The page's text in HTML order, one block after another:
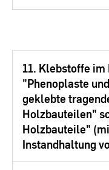
11. Klebstoffe im
"Phenoplaste
geklebte
Holzbauteilen"
Holzbauteile"
Instandhaltung